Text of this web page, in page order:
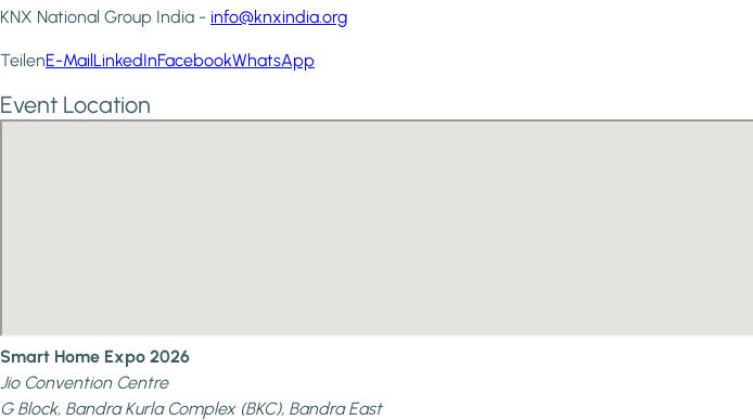
KNX National Group India - info@knxindia.org
TeilenE-MailLinkedInFacebookWhatsApp
Event Location
Smart Home Expo 2026
Jio Convention Centre
G Block, Bandra Kurla Complex (BKC), Bandra East